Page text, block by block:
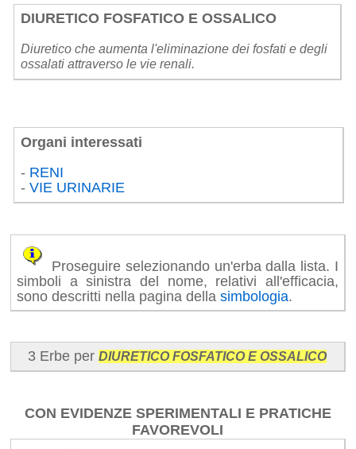
DIURETICO FOSFATICO E OSSALICO
Diuretico che aumenta l'eliminazione dei fosfati e degli
ossalati attraverso le vie renali.
Organi interessati
- RENI
-VIE URINARIE
Proseguire selezionando un'erba dalla lista. I
simboli a sinistra del nome, relativi all'efficacia,
sono descritti nella pagina dellasimbologia.
3 Erbe perDIURETICO FOSFATICO E OSSALICO
CON EVIDENZE SPERIMENTALI E PRATICHE
FAVOREVOLI